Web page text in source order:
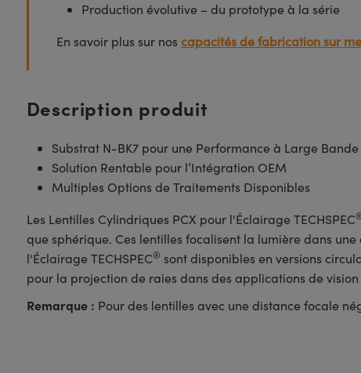
Production évolutive – du prototype à la série
En savoir plus sur nos capacités de fabrication sur
Description produit
Substrat N-BK7 pour une Performance à Large Bande
Solution Rentable pour l’Intégration OEM
Multiples Options de Traitements Disponibles
Les Lentilles Cylindriques PCX pour l'Éclairage TECHSPEC
que sphérique. Ces lentilles focalisent la lumière dans
l'Éclairage TECHSPEC® sont disponibles en versions
pour la projection de raies dans des applications de
Remarque : Pour des lentilles avec une distance focale